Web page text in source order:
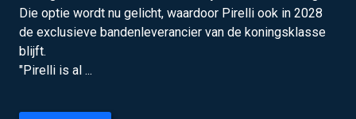
Die optie wordt nu gelicht, waardoor Pirelli ook in 2028
de exclusieve bandenleverancier van de koningsklasse
blijft.
"Pirelli is al ...